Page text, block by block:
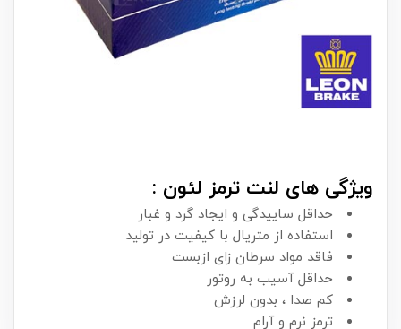
ویژگی های لنت ترمز لئون :
حداقل ساییدگی و ایجاد گرد و غبار
استفاده از متریال با کیفیت در تولید
فاقد مواد سرطان زای ازبست
حداقل آسیب به روتور
کم صدا ، بدون لرزش
ترمز نرم و آرام